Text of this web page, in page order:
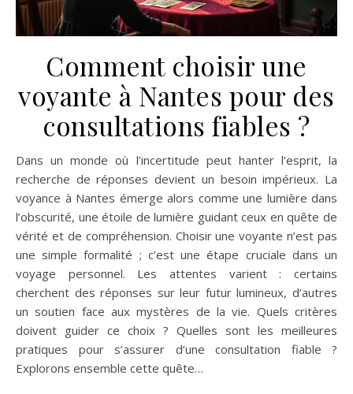
Comment choisir une
voyante à Nantes pour des
consultations fiables ?
Dans un monde où l’incertitude peut hanter l’esprit, la
recherche de réponses devient un besoin impérieux. La
voyance à Nantes émerge alors comme une lumière dans
l’obscurité, une étoile de lumière guidant ceux en quête de
vérité et de compréhension. Choisir une voyante n’est pas
une simple formalité ; c’est une étape cruciale dans un
voyage personnel. Les attentes varient : certains
cherchent des réponses sur leur futur lumineux, d’autres
un soutien face aux mystères de la vie. Quels critères
doivent guider ce choix ? Quelles sont les meilleures
pratiques pour s’assurer d’une consultation fiable ?
Explorons ensemble cette quête…